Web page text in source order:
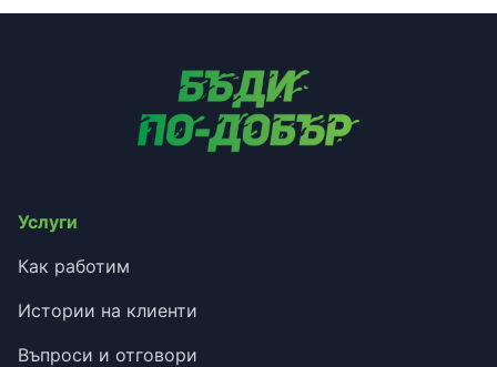
Услуги
Как работим
Истории на клиенти
Въпроси и отговори